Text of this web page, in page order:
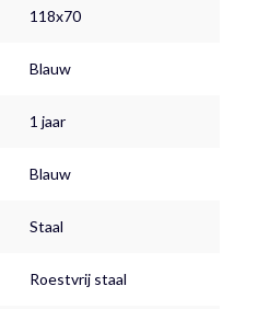
118x70
Blauw
1 jaar
Blauw
Staal
Roestvrij staal